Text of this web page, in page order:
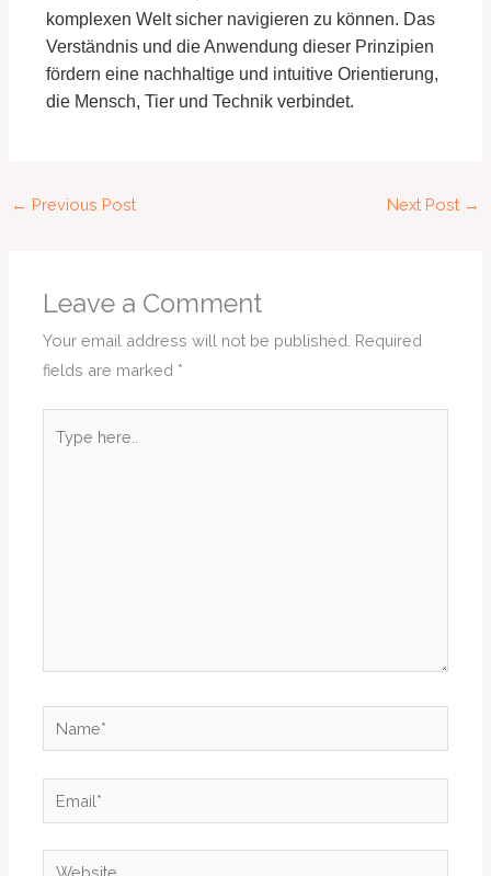
komplexen Welt sicher navigieren zu können. Das
Verständnis und die Anwendung dieser Prinzipien
fördern eine nachhaltige und intuitive Orientierung,
die Mensch, Tier und Technik verbindet.
← Previous Post Next Post →
Leave a Comment
Your email address will not be published. Required
fields are marked *
here..
Name*
Email*
Website